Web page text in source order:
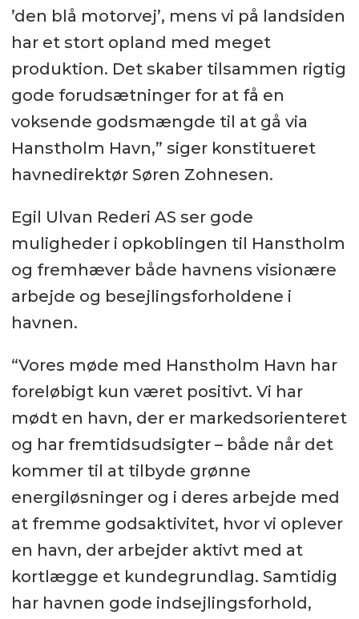
’den blå motorvej’, mens vi på landsiden
har et stort opland med meget
produktion. Det skaber tilsammen rigtig
gode forudsætninger for at få en
voksende godsmængde til at gå via
Hanstholm Havn,” siger konstitueret
havnedirektør Søren Zohnesen.
Egil Ulvan Rederi AS ser gode
muligheder i opkoblingen til Hanstholm
og fremhæver både havnens visionære
arbejde og besejlingsforholdene i
havnen.
“Vores møde med Hanstholm Havn har
foreløbigt kun været positivt. Vi har
mødt en havn, der er markedsorienteret
og har fremtidsudsigter – både når det
kommer til at tilbyde grønne
energiløsninger og i deres arbejde med
at fremme godsaktivitet, hvor vi oplever
en havn, der arbejder aktivt med at
kortlægge et kundegrundlag. Samtidig
har havnen gode indsejlingsforhold,